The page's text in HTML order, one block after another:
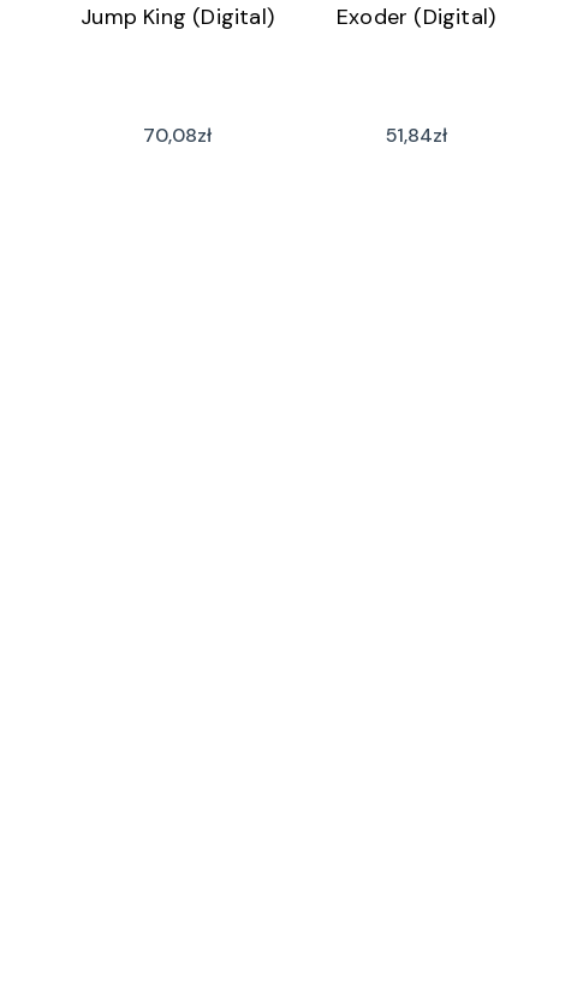
Jump King (Digital)
70,08zł
Exoder (Digital)
51,84zł